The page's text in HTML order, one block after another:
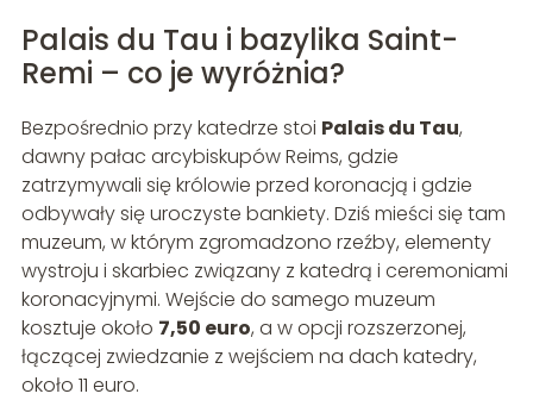
Palais du Tau i bazylika Saint-
Remi – co je wyróżnia?
Bezpośrednio przy katedrze stoi Palais du Tau,
dawny pałac arcybiskupów Reims, gdzie
zatrzymywali się królowie przed koronacją i gdzie
odbywały się uroczyste bankiety. Dziś mieści się tam
muzeum, w którym zgromadzono rzeźby, elementy
wystroju i skarbiec związany z katedrą i ceremoniami
koronacyjnymi. Wejście do samego muzeum
kosztuje około 7,50 euro, a w opcji rozszerzonej,
łączącej zwiedzanie z wejściem na dach katedry,
około 11 euro.